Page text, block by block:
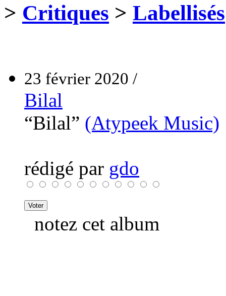
> Critiques > Labellisés
23 février 2020 /
Bilal
“Bilal” (Atypeek Music)
rédigé par gdo
notez cet album